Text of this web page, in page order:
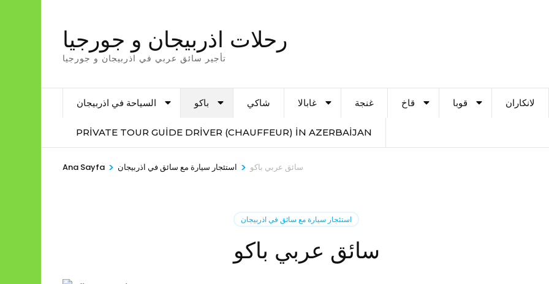
(Enter
tuşuna
رحلات اذربيجان و جورجيا
تأجير سائق عربي في اذربيجان و جورجيا
السياحة في اذربيجان باكو شاكي غابالا غنجة قاخ قوبا لانكاران
PRIVATE TOUR GUIDE DRIVER (CHAUFFEUR) IN AZERBAIJAN
Ana Sayfa > استئجار سيارة مع سائق في اذربيجان > سائق عربي باكو
استئجار سيارة مع سائق في اذربيجان
سائق عربي باكو